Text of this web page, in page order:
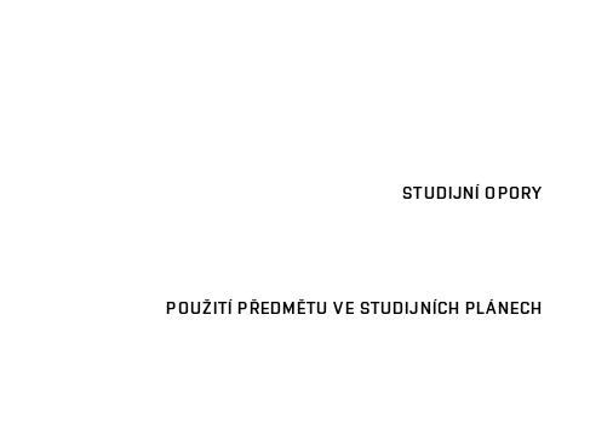
STUDIJNÍ OPORY
POUŽITÍ PŘEDMĚTU VE STUDIJNÍCH PLÁNECH